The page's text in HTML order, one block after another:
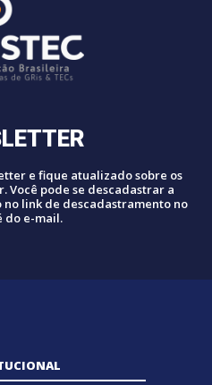
e fique atualizado sobre os
Você pode se descadastrar a
link de descadastramento no
do e-mail.